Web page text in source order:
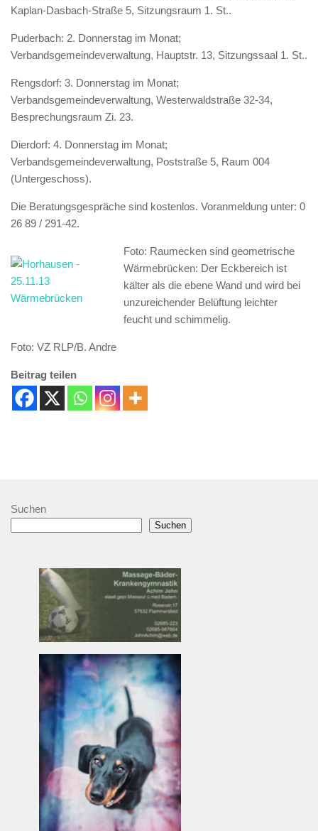
Kaplan-Dasbach-Straße 5, Sitzungsraum 1. St..
Puderbach: 2. Donnerstag im Monat;
Verbandsgemeindeverwaltung, Hauptstr. 13, Sitzungssaal 1. St..
Rengsdorf: 3. Donnerstag im Monat;
Verbandsgemeindeverwaltung, Westerwaldstraße 32-34,
Besprechungsraum Zi. 23.
Dierdorf: 4. Donnerstag im Monat;
Verbandsgemeindeverwaltung, Poststraße 5, Raum 004
(Untergeschoss).
Die Beratungsgespräche sind kostenlos. Voranmeldung unter: 0
26 89 / 291-42.
Foto: Raumecken sind geometrische
Wärmebrücken: Der Eckbereich ist
kälter als die ebene Wand und wird bei
unzureichender Belüftung leichter
feucht und schimmelig.
Foto: VZ RLP/B. Andre
Beitrag teilen
Suchen
Suchen